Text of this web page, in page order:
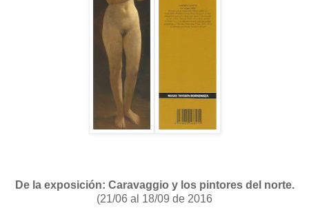
De la exposición: Caravaggio y los pintores del norte.
(21/06 al 18/09 de 2016